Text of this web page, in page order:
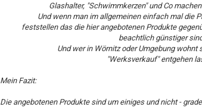
Glashalter, "Schwimmkerzen" und Co
Und wenn man im allgemeinen einfach mal die
feststellen das die hier angebotenen Produkte
beachtlich günstiger
Und wer in Wörnitz oder Umgebung wohnt
"Werksverkauf" entgehen
Mein Fazit:
Die angebotenen Produkte sind um einiges und nicht -